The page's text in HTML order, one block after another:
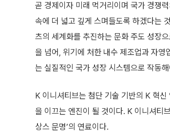
곧 경제이자 미래 먹거리이며 국가 경쟁
속에 더 넓고 깊게 스며들도록 하겠다는
츠의 세계화를 추진하는 문화 주도 성장
을 넘어, 위기에 처한 내수 제조업과 자
는 실질적인 국가 성장 시스템으로 작동
K 이니셔티브는 첨단 기술 기반의 K 혁
을 이끄는 엔진이 될 것이다. K 이니셔티
상스 문명’의 연료이다.